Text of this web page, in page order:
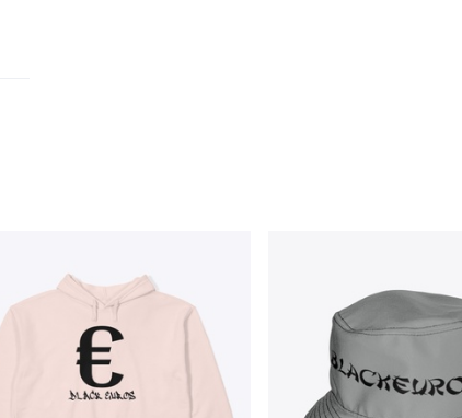
Continuar Comprando